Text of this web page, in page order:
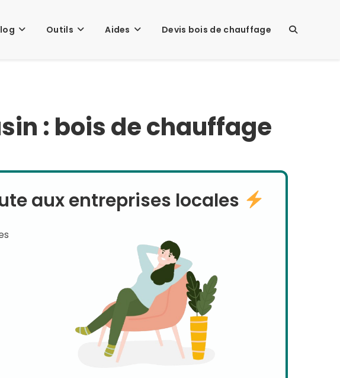
Outils Aides Devis bois de chauffage TOGGLE
: bois de chauffage
aux entreprises locales